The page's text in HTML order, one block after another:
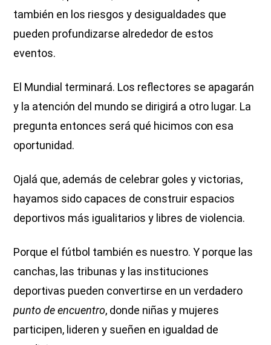
también en los riesgos y desigualdades que
pueden profundizarse alrededor de estos
eventos.
El Mundial terminará. Los reflectores se apagarán
y la atención del mundo se dirigirá a otro lugar. La
pregunta entonces será qué hicimos con esa
oportunidad.
Ojalá que, además de celebrar goles y victorias,
hayamos sido capaces de construir espacios
deportivos más igualitarios y libres de violencia.
Porque el fútbol también es nuestro. Y porque las
canchas, las tribunas y las instituciones
deportivas pueden convertirse en un verdadero
punto de encuentro, donde niñas y mujeres
participen, lideren y sueñen en igualdad de